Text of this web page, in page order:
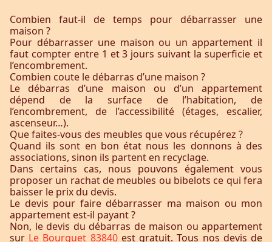
Combien faut-il de temps pour débarrasser une
maison ?
Pour débarrasser une maison ou un appartement il
faut compter entre 1 et 3 jours suivant la superficie et
l’encombrement.
Combien coute le débarras d’une maison ?
Le débarras d’une maison ou d’un appartement
dépend de la surface de l’habitation, de
l’encombrement, de l’accessibilité (étages, escalier,
ascenseur…).
Que faites-vous des meubles que vous récupérez ?
Quand ils sont en bon état nous les donnons à des
associations, sinon ils partent en recyclage.
Dans certains cas, nous pouvons également vous
proposer un rachat de meubles ou bibelots ce qui fera
baisser le prix du devis.
Le devis pour faire débarrasser ma maison ou mon
appartement est-il payant ?
Non, le devis du débarras de maison ou appartement
sur Le Bourguet 83840 est gratuit. Tous nos devis de